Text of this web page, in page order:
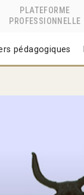
PLATEFORME
PROFESSIONNELLE
pédagogiques